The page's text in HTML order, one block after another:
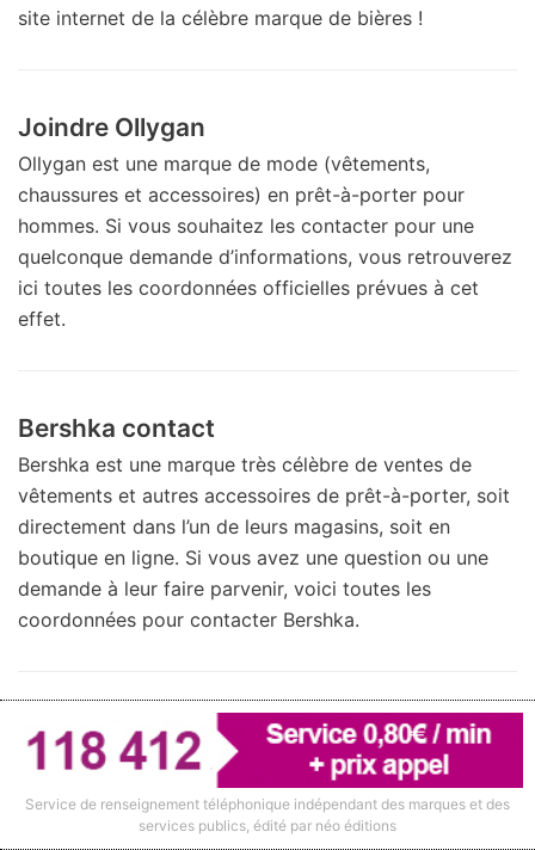
Service de renseignement téléphonique indépendant des marques et des
services publics, édité par néo éditions
site internet de la célèbre marque de bières !
Joindre Ollygan
Ollygan est une marque de mode (vêtements,
chaussures et accessoires) en prêt-à-porter pour
hommes. Si vous souhaitez les contacter pour une
quelconque demande d’informations, vous retrouverez
ici toutes les coordonnées officielles prévues à cet
effet.
Bershka contact
Bershka est une marque très célèbre de ventes de
vêtements et autres accessoires de prêt-à-porter, soit
directement dans l’un de leurs magasins, soit en
boutique en ligne. Si vous avez une question ou une
demande à leur faire parvenir, voici toutes les
coordonnées pour contacter Bershka.
Contacter la Fnac par mail ou trouver
l’adresse d’un magasin
Besoin de contacter la Fnac par e-mail ? Nous vous
indiquons les informations nécessaires pour y parvenir.